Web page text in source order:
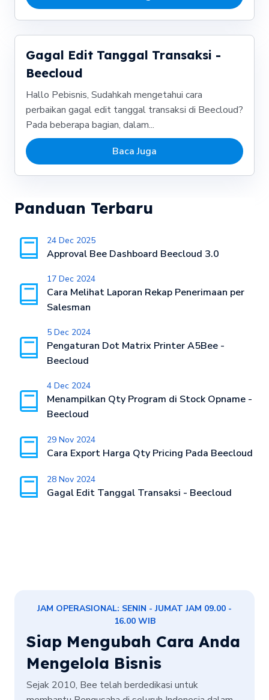
Gagal Edit Tanggal Transaksi -
Beecloud
Hallo Pebisnis, Sudahkah mengetahui cara
perbaikan gagal edit tanggal transaksi di Beecloud?
Pada beberapa bagian, dalam...
Baca Juga
Panduan Terbaru
24 Dec 2025
Approval Bee Dashboard Beecloud 3.0
17 Dec 2024
Cara Melihat Laporan Rekap Penerimaan per
Salesman
5 Dec 2024
Pengaturan Dot Matrix Printer A5Bee -
Beecloud
4 Dec 2024
Menampilkan Qty Program di Stock Opname -
Beecloud
29 Nov 2024
Cara Export Harga Qty Pricing Pada Beecloud
28 Nov 2024
Gagal Edit Tanggal Transaksi - Beecloud
JAM OPERASIONAL: SENIN - JUMAT JAM 09.00 -
16.00 WIB
Siap Mengubah Cara Anda
Mengelola Bisnis
Sejak 2010, Bee telah berdedikasi untuk